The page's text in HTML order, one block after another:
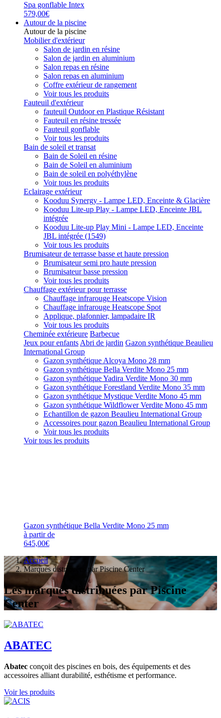
Spa gonflable Intex
579,00€
Autour de la piscine
Autour de la piscine
Mobilier d'extérieur
Salon de jardin en résine
Salon de jardin en aluminium
Salon repas en résine
Salon repas en aluminium
Coffre extérieur de rangement
Voir tous les produits
Fauteuil d'extérieur
fauteuil Outdoor en Plastique Résistant
Fauteuil en résine tressée
Fauteuil gonflable
Voir tous les produits
Bain de soleil et transat
Bain de Soleil en résine
Bain de Soleil en aluminium
Bain de soleil en polyéthylène
Voir tous les produits
Eclairage extérieur
Kooduu Synergy - Lampe LED, Enceinte & Glacière
Kooduu Lite-up Play - Lampe LED, Enceinte JBL
intégrée
Kooduu Lite-up Play Mini - Lampe LED, Enceinte
JBL intégrée (1549)
Voir tous les produits
Brumisateur de terrasse basse et haute pression
Brumisateur semi pro haute pression
Brumisateur basse pression
Voir tous les produits
Chauffage extérieur pour terrasse
Chauffage infrarouge Heatscope Vision
Chauffage infrarouge Heatscope Spot
Applique, plafonnier, lampadaire IR
Voir tous les produits
Cheminée extérieure Barbecue
Jeux pour enfants Abri de jardin Gazon synthétique Beaulieu
International Group
Gazon synthétique Alcoya Mono 28 mm
Gazon synthétique Bella Verdite Mono 25 mm
Gazon synthétique Yadira Verdite Mono 30 mm
Gazon synthétique Forestland Verdite Mono 35 mm
Gazon synthétique Mystique Verdite Mono 45 mm
Gazon synthétique Wildflower Verdite Mono 45 mm
Echantillon de gazon Beaulieu International Group
Accessoires pour gazon Beaulieu International Group
Voir tous les produits
Voir tous les produits
Gazon synthétique Bella Verdite Mono 25 mm
à partir de
645,00€
Accueil
Marques distribuées par Piscine Center
Les marques distribuées par Piscine
Center
ABATEC
Abatec conçoit des piscines en bois, des équipements et des
accessoires alliant durabilité, esthétisme et performance.
Voir les produits